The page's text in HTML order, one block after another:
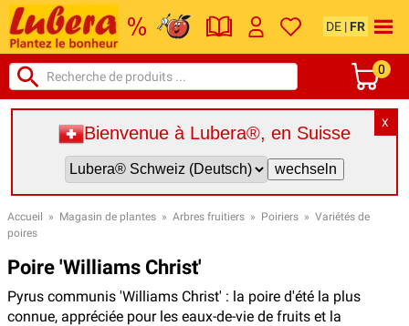
DE | FR
0
X
Bienvenue à Lubera®, en Suisse
Accueil » Magasin de plantes » Arbres fruitiers » Poiriers » Variétés de
poires
Poire 'Williams Christ'
Pyrus communis 'Williams Christ' : la poire d'été la plus
connue, appréciée pour les eaux-de-vie de fruits et la